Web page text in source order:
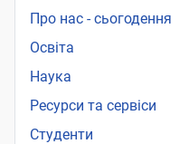
Про нас - сьогодення
Освіта
Наука
Ресурси та сервіси
Студенти